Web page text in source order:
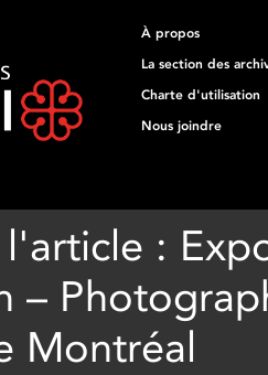
À propos
La section des
Charte d'utilisation
Nous joindre
:
–
Montréal